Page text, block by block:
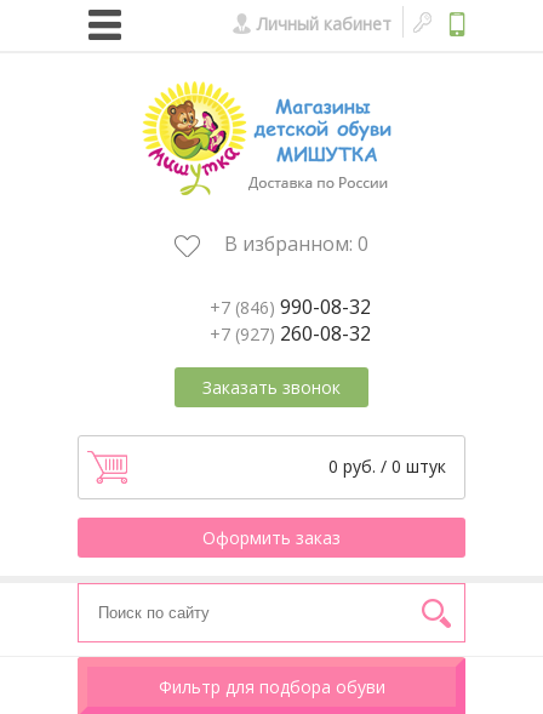
Личный кабинет
В избранном: 0
+7 (846) 990-08-32
+7 (927) 260-08-32
Заказать звонок
0 руб. / 0 штук
Оформить заказ
Фильтр для подбора обуви